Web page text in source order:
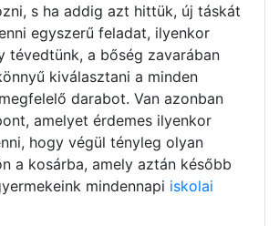
s ha addig azt hittük, új táskát
egyszerű feladat, ilyenkor
tévedtünk, a bőség zavarában
kiválasztani a minden
darabot. Van azonban
amelyet érdemes ilyenkor
hogy végül tényleg olyan
a kosárba, amely aztán később
mindennapi iskolai